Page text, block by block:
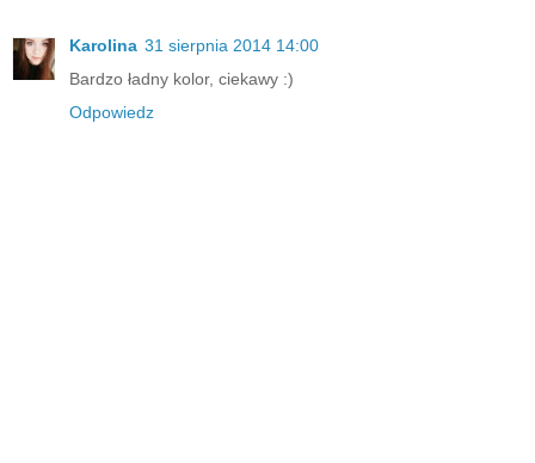
Karolina 31 sierpnia 2014 14:00
Bardzo ładny kolor, ciekawy :)
Odpowiedz